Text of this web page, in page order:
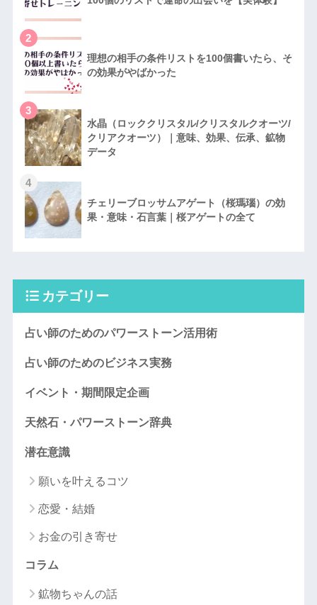
2
理想の相手の条件リストを100個書いたら、そ
の効果がやばかった
3
水晶（ロッククリスタル/クリスタルクオーツ/
クリアクオーツ）｜意味、効果、伝承、鉱物
データ
4
チェリーブロッサムアゲート（桜瑪瑙）の効
果・意味・石言葉｜桜アゲートの全て
カテゴリー
占い師のためのパワーストーン活用術
占い師のためのビジネス実務
イベント・期間限定企画
天然石・パワーストーン辞典
潜在意識
願いを叶えるコツ
恋愛・結婚
お金の引き寄せ
コラム
鉱物ちゃんの話